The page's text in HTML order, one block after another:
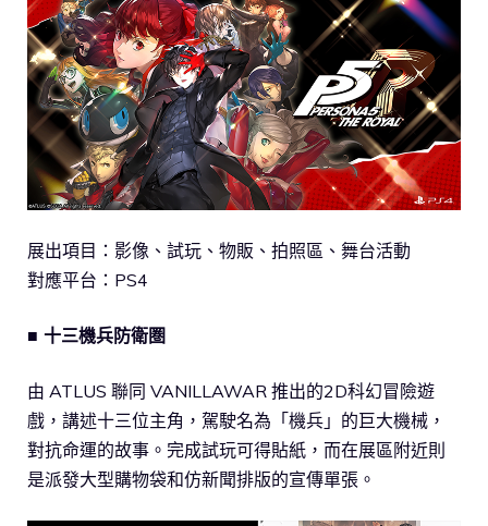
展出項目：影像、試玩、物販、拍照區、舞台活動
對應平台：PS4
■ 十三機兵防衛圏
由 ATLUS 聯同 VANILLAWAR 推出的2D科幻冒險遊
戲，講述十三位主角，駕駛名為「機兵」的巨大機械，
對抗命運的故事。完成試玩可得貼紙，而在展區附近則
是派發大型購物袋和仿新聞排版的宣傳單張。